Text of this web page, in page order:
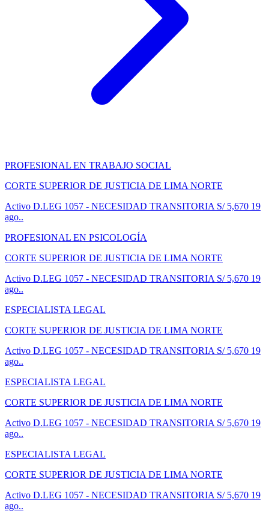
PROFESIONAL EN TRABAJO SOCIAL
CORTE SUPERIOR DE JUSTICIA DE LIMA NORTE
Activo D.LEG 1057 - NECESIDAD TRANSITORIA S/ 5,670 19
ago..
PROFESIONAL EN PSICOLOGÍA
CORTE SUPERIOR DE JUSTICIA DE LIMA NORTE
Activo D.LEG 1057 - NECESIDAD TRANSITORIA S/ 5,670 19
ago..
ESPECIALISTA LEGAL
CORTE SUPERIOR DE JUSTICIA DE LIMA NORTE
Activo D.LEG 1057 - NECESIDAD TRANSITORIA S/ 5,670 19
ago..
ESPECIALISTA LEGAL
CORTE SUPERIOR DE JUSTICIA DE LIMA NORTE
Activo D.LEG 1057 - NECESIDAD TRANSITORIA S/ 5,670 19
ago..
ESPECIALISTA LEGAL
CORTE SUPERIOR DE JUSTICIA DE LIMA NORTE
Activo D.LEG 1057 - NECESIDAD TRANSITORIA S/ 5,670 19
ago..